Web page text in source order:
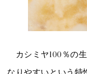
カシミヤ100％の